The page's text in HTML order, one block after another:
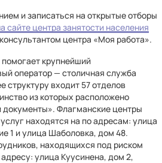
и записаться на открытые отборы
сайте центра занятости населения
центра «Моя работа».
крупнейший
оператор — столичная служба
структуру входит 57 отделов
из которых расположено
документы». Флагманские центры
находятся на по адресам: улица
1 и улица Шаболовка, дом 48.
находящихся под риском
улица Куусинена, дом 2,